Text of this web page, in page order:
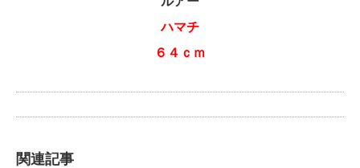
ハマチ
６４ｃｍ
関連記事